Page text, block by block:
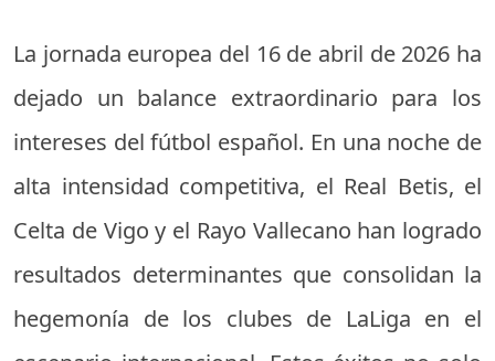
La jornada europea del 16 de abril de 2026 ha
dejado un balance extraordinario para los
intereses del fútbol español. En una noche de
alta intensidad competitiva, el Real Betis, el
Celta de Vigo y el Rayo Vallecano han logrado
resultados determinantes que consolidan la
hegemonía de los clubes de LaLiga en el